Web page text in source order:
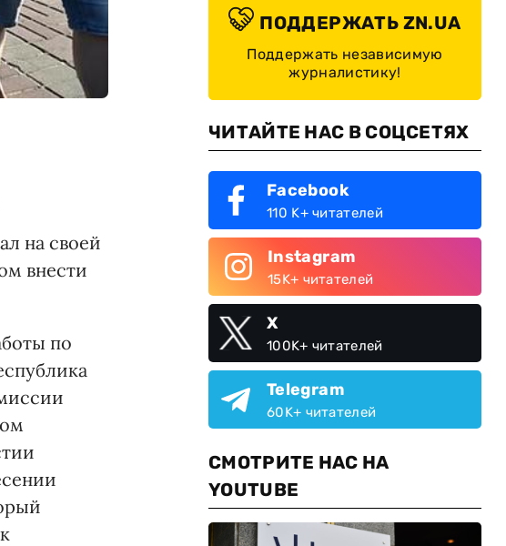
на своей
внести
по
ПОДДЕРЖАТЬ ZN.UA
Поддержать независимую
журналистику!
ЧИТАЙТЕ НАС В СОЦСЕТЯХ
Facebook
110 K+ читателей
Instagram
15K+ читателей
X
100K+ читателей
Telegram
60K+ читателей
СМОТРИТЕ НАС НА
YOUTUBE